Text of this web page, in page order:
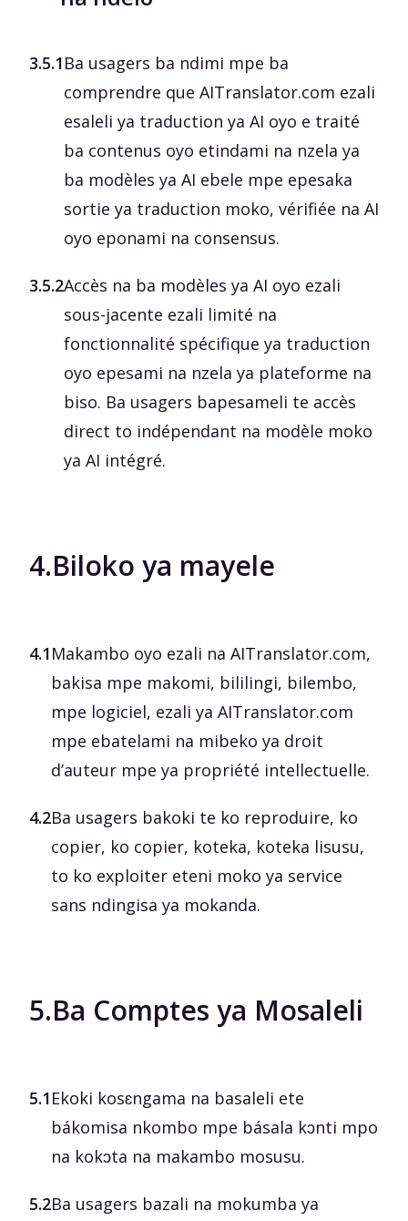
3.5.1Ba usagers ba ndimi mpe ba
comprendre que AITranslator.com ezali
esaleli ya traduction ya AI oyo e traité
ba contenus oyo etindami na nzela ya
ba modèles ya AI ebele mpe epesaka
sortie ya traduction moko, vérifiée na AI
oyo eponami na consensus.
3.5.2Accès na ba modèles ya AI oyo ezali
sous-jacente ezali limité na
fonctionnalité spécifique ya traduction
oyo epesami na nzela ya plateforme na
biso. Ba usagers bapesameli te accès
direct to indépendant na modèle moko
ya AI intégré.
4.Biloko ya mayele
4.1Makambo oyo ezali na AITranslator.com,
bakisa mpe makomi, bililingi, bilembo,
mpe logiciel, ezali ya AITranslator.com
mpe ebatelami na mibeko ya droit
d’auteur mpe ya propriété intellectuelle.
4.2Ba usagers bakoki te ko reproduire, ko
copier, ko copier, koteka, koteka lisusu,
to ko exploiter eteni moko ya service
sans ndingisa ya mokanda.
5.Ba Comptes ya Mosaleli
5.1Ekoki kosɛngama na basaleli ete
bákomisa nkombo mpe básala kɔnti mpo
na kokɔta na makambo mosusu.
5.2Ba usagers bazali na mokumba ya